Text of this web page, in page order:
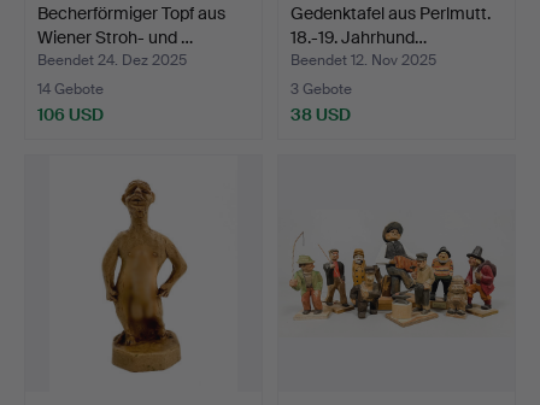
Becherförmiger Topf aus
Wiener Stroh- und …
Beendet 24. Dez 2025
14 Gebote
106 USD
Gedenktafel aus Perlmutt.
18.-19. Jahrhund…
Beendet 12. Nov 2025
3 Gebote
38 USD